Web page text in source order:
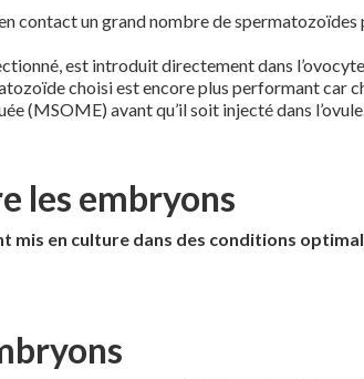
contact un grand nombre de
est introduit directement dans
choisi est encore plus performant car
(MSOME) avant qu’il soit injecté dans
les embryons
mis en culture dans des conditions